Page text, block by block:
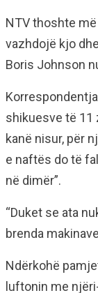
NTV thoshte
vazhdojë kjo
Boris Johnson
shikuesve të 11
kanë nisur, për
e naftës do të
në dimër”.
“Duket se ata
brenda
Ndërkohë
luftonin me